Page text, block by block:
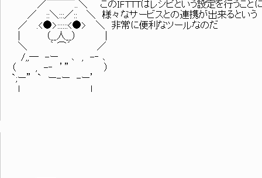
／￣￣￣..＼ このIFTTTはレシピという設定を行うことに
／ ::＼:::／:: ＼ 様々なサービスとの連携が出来るという
／ .<●>::::::<●> ＼ 非常に便利なツールなのだ
| （__人__） |
＼ ｀ ⌒´ ／
/,,― -ー ､ , -‐ ､
（ , -‐ ’” ）
`;ー” ` ー-ー -ー’